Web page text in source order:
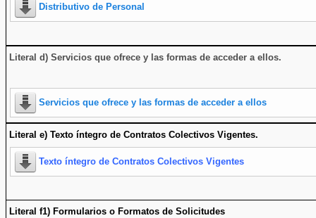
Distributivo de Personal
Literal d) Servicios que ofrece y las formas de acceder a ellos.
Servicios que ofrece y las formas de acceder a ellos
Literal e) Texto íntegro de Contratos Colectivos Vigentes.
Texto íntegro de Contratos Colectivos Vigentes
Literal f1) Formularios o Formatos de Solicitudes